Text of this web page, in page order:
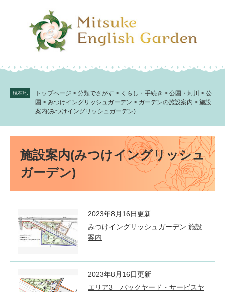
で
ば
現在地 トップページ > 分類でさがす > くらし・手続き > 公園・河川 > 公
園 > みつけイングリッシュガーデン > ガーデンの施設案内 > 施設
案内(みつけイングリッシュガーデン)
施設案内(みつけイングリッシュ
ガーデン)
2023年8月16日更新
みつけイングリッシュガーデン 施設
案内
2023年8月16日更新
エリア3 バックヤード・サービスヤ